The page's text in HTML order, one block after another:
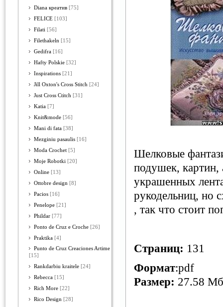
Diana креатив [75]
FELICE [103]
Filati [56]
Filethakeln [15]
Gedifra [16]
Hafty Polskie [32]
Inspirations [21]
Jill Oxton's Cross Stitch [24]
Just Cross Ctitch [31]
Katia [7]
Knit&mode [56]
Mani di fata [38]
Mezginiu pasaulis [16]
Moda Crochet [5]
Moje Robotki [20]
Online [13]
Ottobre design [8]
Pacios [16]
Penelope [21]
Phildar [77]
Ponto de Cruz e Croche [26]
Praktika [4]
Punto de Cruz Creaciones Artime
[15]
Rankdarbiu kraitele [24]
Rebecca [15]
Rich More [22]
Rico Design [28]
Шелковые
подушек, картин,
украшенных
рукодельниц, но
, так что стоит
Страниц: 131
Формат:pdf
Размер: 27.58 Мб